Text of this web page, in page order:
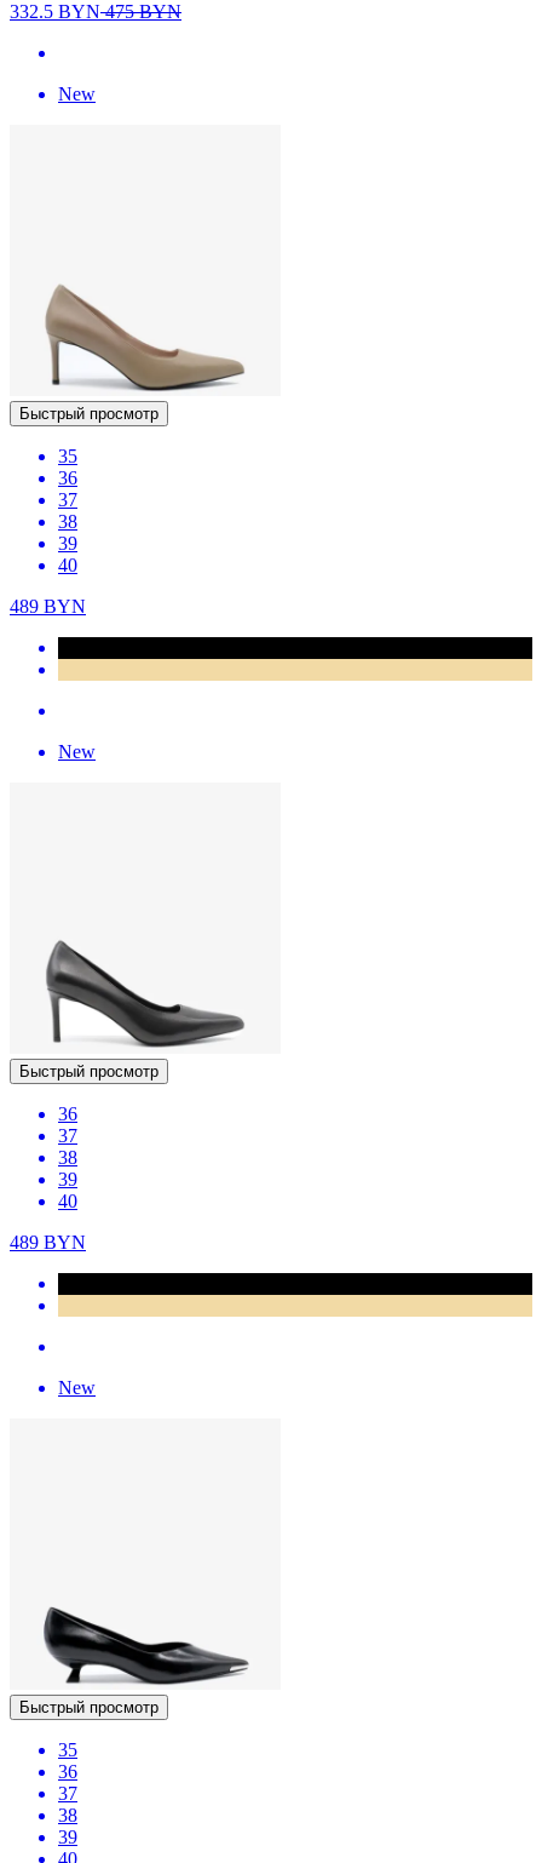
332.5 BYN475BYN
New
Быстрый просмотр
35
36
37
38
39
40
489 BYN
New
Быстрый просмотр
36
37
38
39
40
489 BYN
New
Быстрый просмотр
35
36
37
38
39
40